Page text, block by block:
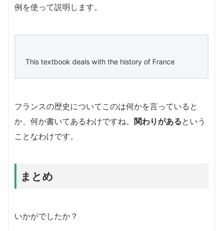
例を使って説明します。
This textbook deals with the history of France
フランスの歴史についてこのは何かを言っていると
か、何か書いてあるわけですね。 関わりがあるという
ことなわけです。
まとめ
いかがでしたか？